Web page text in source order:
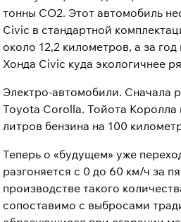
тонны CO2. Этот автомобиль
Civic в стандартной
около 12,2 километров, а за
Хонда Civic куда экологичнее
Электро-автомобили. Сначала
Toyota Corolla. Тойота Королла
литров бензина на 100
Теперь о «будущем» уже
разгоняется с 0 до 60 км/ч за
производстве такого
сопоставимо с выбросами